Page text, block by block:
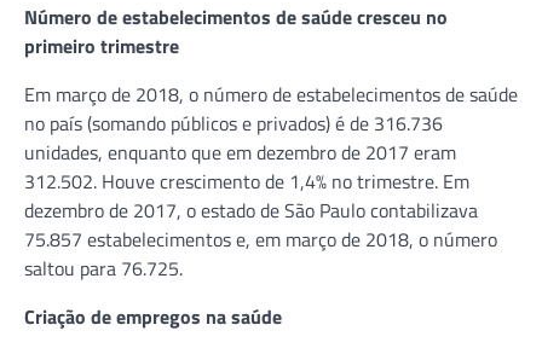
Número de estabelecimentos de saúde cresceu no
primeiro trimestre
Em março de 2018, o número de estabelecimentos de saúde
no país (somando públicos e privados) é de 316.736
unidades, enquanto que em dezembro de 2017 eram
312.502. Houve crescimento de 1,4% no trimestre. Em
dezembro de 2017, o estado de São Paulo contabilizava
75.857 estabelecimentos e, em março de 2018, o número
saltou para 76.725.
Criação de empregos na saúde